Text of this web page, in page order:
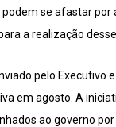
se afastar por
a realização
pelo Executivo
em agosto. A
ao governo